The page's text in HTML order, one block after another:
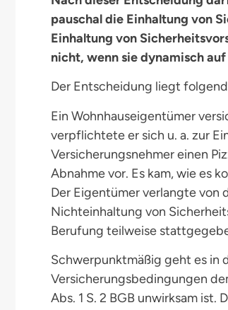
pauschal die Einhaltung von
Einhaltung von
nicht, wenn sie dynamisch
Der Entscheidung liegt
Ein Wohnhauseigentümer
verpflichtete er sich u. a. zur
Versicherungsnehmer einen
Abnahme vor. Es kam, wie es
Der Eigentümer verlangte von
Nichteinhaltung von
Berufung teilweise
Schwerpunktmäßig geht es in
Versicherungsbedingungen
Abs. 1 S. 2 BGB unwirksam